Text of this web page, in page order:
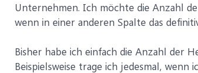
Unternehmen. Ich möchte die Anzahl
wenn in einer anderen Spalte das
Bisher habe ich einfach die Anzahl der
Beispielsweise trage ich jedesmal,